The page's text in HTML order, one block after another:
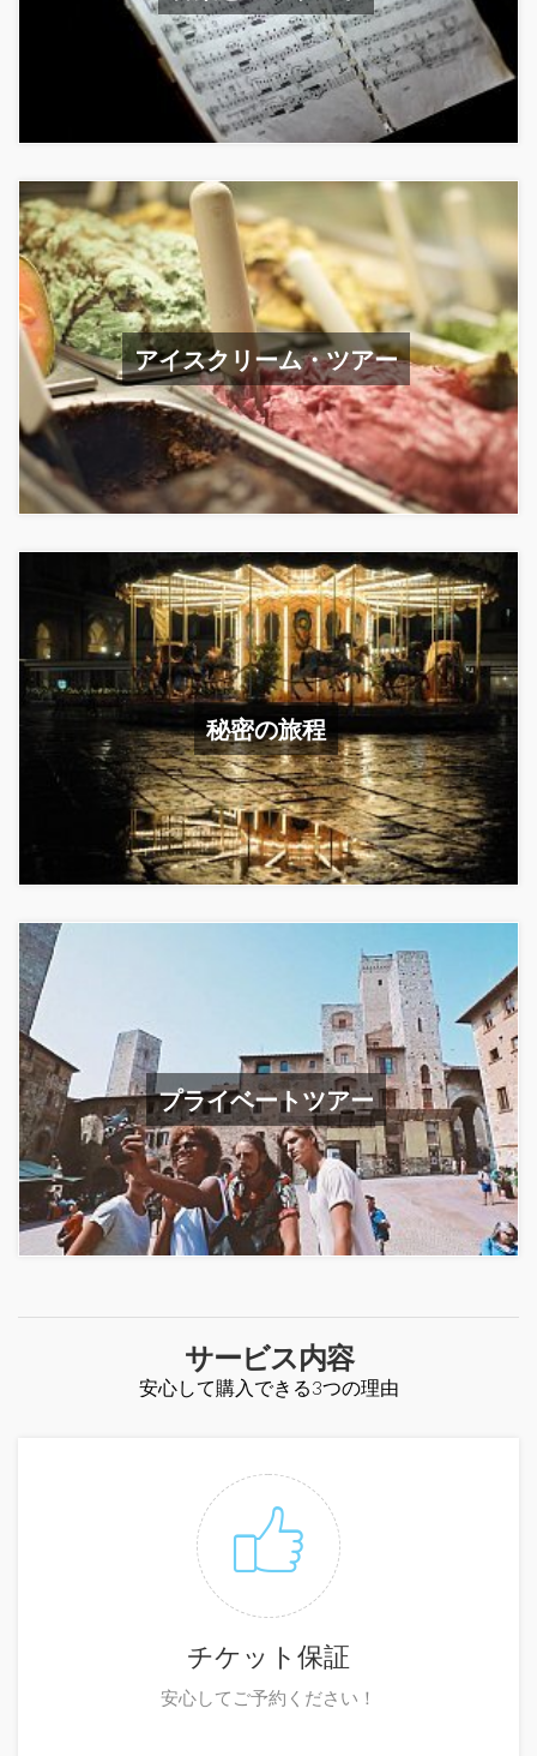
アイスクリーム・ツアー
秘密の旅程
プライベートツアー
サービス内容
安心して購入できる3つの理由
チケット保証
安心してご予約ください！